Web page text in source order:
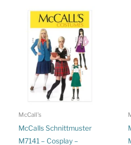
McCall's
McCalls Schnittmuster
M7141 – Cosplay –